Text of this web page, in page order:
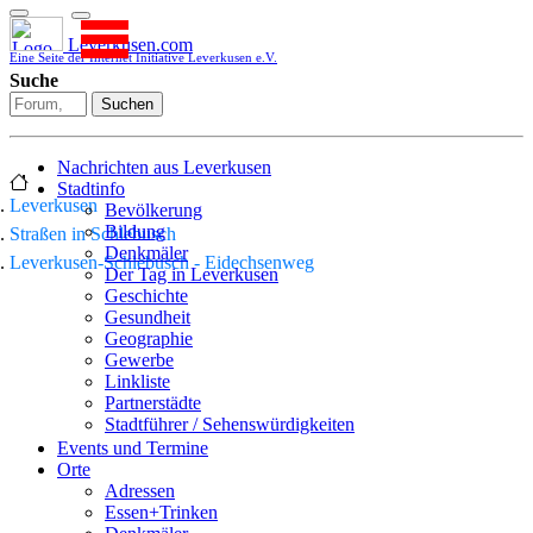
Leverkusen.com
Eine Seite der Internet Initiative Leverkusen e.V.
Suche
Suchen
Nachrichten aus Leverkusen
Stadtinfo
Bevölkerung
Bildung
Denkmäler
Der Tag in Leverkusen
Geschichte
Gesundheit
Geographie
Gewerbe
Linkliste
Partnerstädte
Stadtführer / Sehenswürdigkeiten
Stadtplan
Sport
Who is who
Events und Termine
Orte
Adressen
Essen+Trinken
Leverkusen
Straßen in Schlebusch
Leverkusen-Schlebusch - Eidechsenweg